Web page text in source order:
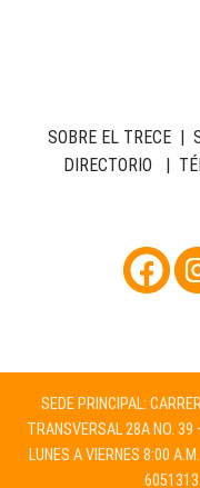
SOBRE EL TRECE|
DIRECTORIO |
SEDE PRINCIPAL:
TRANSVERSAL 28A NO. 39
LUNES A VIERNES 8:00
6051313